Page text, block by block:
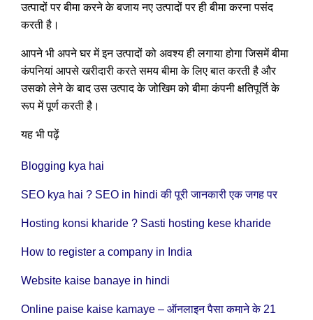
उत्पादों पर बीमा करने के बजाय नए उत्पादों पर ही बीमा करना पसंद
करती है।
आपने भी अपने घर में इन उत्पादों को अवश्य ही लगाया होगा जिसमें बीमा
कंपनियां आपसे खरीदारी करते समय बीमा के लिए बात करती है और
उसको लेने के बाद उस उत्पाद के जोखिम को बीमा कंपनी क्षतिपूर्ति के
रूप में पूर्ण करती है।
यह भी पढ़ें
Blogging kya hai
SEO kya hai ? SEO in hindi की पूरी जानकारी एक जगह पर
Hosting konsi kharide ? Sasti hosting kese kharide
How to register a company in India
Website kaise banaye in hindi
Online paise kaise kamaye – ऑनलाइन पैसा कमाने के 21